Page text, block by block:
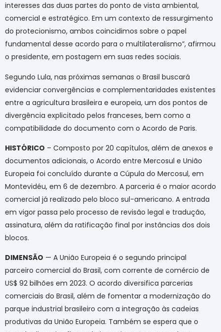
interesses das duas partes do ponto de vista ambiental,
comercial e estratégico. Em um contexto de ressurgimento
do protecionismo, ambos coincidimos sobre o papel
fundamental desse acordo para o multilateralismo”, afirmou
o presidente, em postagem em suas redes sociais.
Segundo Lula, nas próximas semanas o Brasil buscará
evidenciar convergências e complementaridades existentes
entre a agricultura brasileira e europeia, um dos pontos de
divergência explicitado pelos franceses, bem como a
compatibilidade do documento com o Acordo de Paris.
HISTÓRICO – Composto por 20 capítulos, além de anexos e
documentos adicionais, o Acordo entre Mercosul e União
Europeia foi concluído durante a Cúpula do Mercosul, em
Montevidéu, em 6 de dezembro. A parceria é o maior acordo
comercial já realizado pelo bloco sul-americano. A entrada
em vigor passa pelo processo de revisão legal e tradução,
assinatura, além da ratificação final por instâncias dos dois
blocos.
DIMENSÃO — A União Europeia é o segundo principal
parceiro comercial do Brasil, com corrente de comércio de
US$ 92 bilhões em 2023. O acordo diversifica parcerias
comerciais do Brasil, além de fomentar a modernização do
parque industrial brasileiro com a integração às cadeias
produtivas da União Europeia. Também se espera que o